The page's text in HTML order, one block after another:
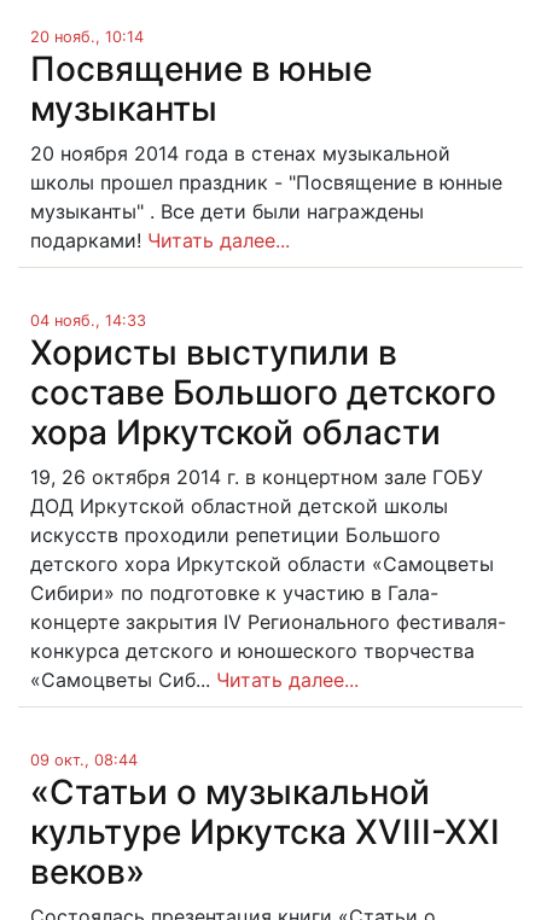
20 нояб., 10:14
Посвящение в юные
музыканты
20 ноября 2014 года в стенах музыкальной
школы прошел праздник - "Посвящение в юнные
музыканты" . Все дети были награждены
подарками! Читать далее...
04 нояб., 14:33
Хористы выступили в
составе Большого детского
хора Иркутской области
19, 26 октября 2014 г. в концертном зале ГОБУ
ДОД Иркутской областной детской школы
искусств проходили репетиции Большого
детского хора Иркутской области «Самоцветы
Сибири» по подготовке к участию в Гала-
концерте закрытия IV Регионального фестиваля-
конкурса детского и юношеского творчества
«Самоцветы Сиб... Читать далее...
09 окт., 08:44
«Статьи о музыкальной
культуре Иркутска XVIII-XXI
веков»